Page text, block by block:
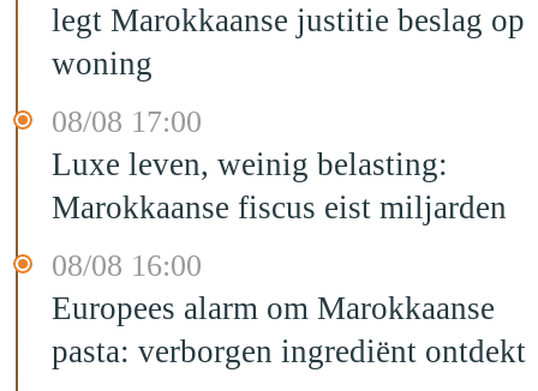
legt Marokkaanse justitie beslag op
woning
08/08 17:00
Luxe leven, weinig belasting:
Marokkaanse fiscus eist miljarden
08/08 16:00
Europees alarm om Marokkaanse
pasta: verborgen ingrediënt ontdekt